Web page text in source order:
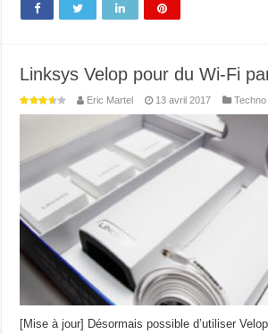
Linksys Velop pour du Wi-Fi
Eric Martel 13 avril 2017
[Mise à jour] Désormais possible d’utiliser